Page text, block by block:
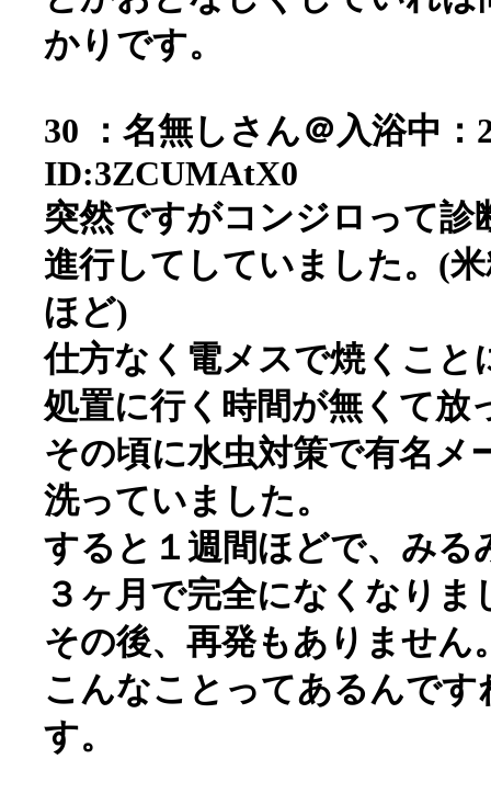
かりです。
30 ：名無しさん＠入浴中：
ID:3ZCUMAtX0
突然ですがコンジロって
進行してしていました。(
ほど)
仕方なく電メスで焼くこと
処置に行く時間が無くて放
その頃に水虫対策で有名メ
洗っていました。
すると１週間ほどで、み
３ヶ月で完全になくなりま
その後、再発もありません
こんなことってあるんで
す。